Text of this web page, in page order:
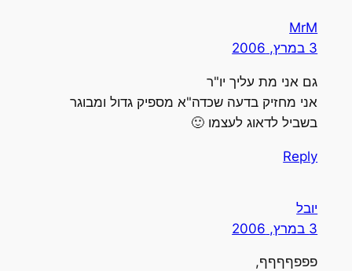
MrM
3 במרץ, 2006
גם אני מת עליך יו"ר
אני מחזיק בדעה שכדה"א מספיק גדול ומבוגר
בשביל לדאוג לעצמו 🙂
Reply
יובל
3 במרץ, 2006
פפפףףףף,